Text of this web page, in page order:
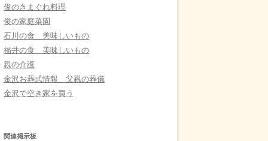
俊のきまぐれ料理
俊の家庭菜園
石川の食 美味しいもの
福井の食 美味しいもの
親の介護
金沢お葬式情報 父親の葬儀
金沢で空き家を買う
関連掲示板